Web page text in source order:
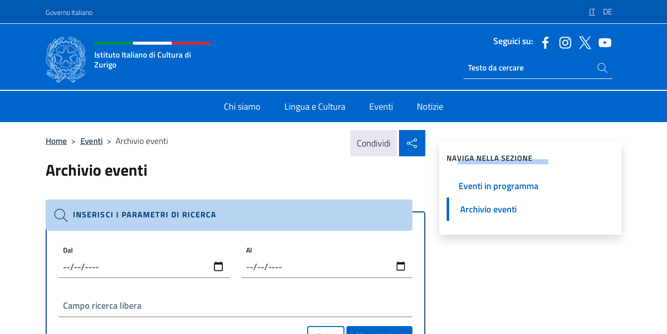
Governo Italiano IT DE
Intestazione sito, social e menù
Istituto Italiano di Cultura di
Zurigo
Seguici su:
Ricerca sito live
Cerca nel sito
Chi siamo Lingua e Cultura Eventi Notizie
Home > Eventi > Archivio eventi Condividi
Archivio eventi
INSERISCI I PARAMETRI DI RICERCA
Dal Al
Campo ricerca libera
NAVIGA NELLA SEZIONE
Eventi in programma
Archivio eventi